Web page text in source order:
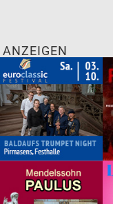
ANZEIGEN